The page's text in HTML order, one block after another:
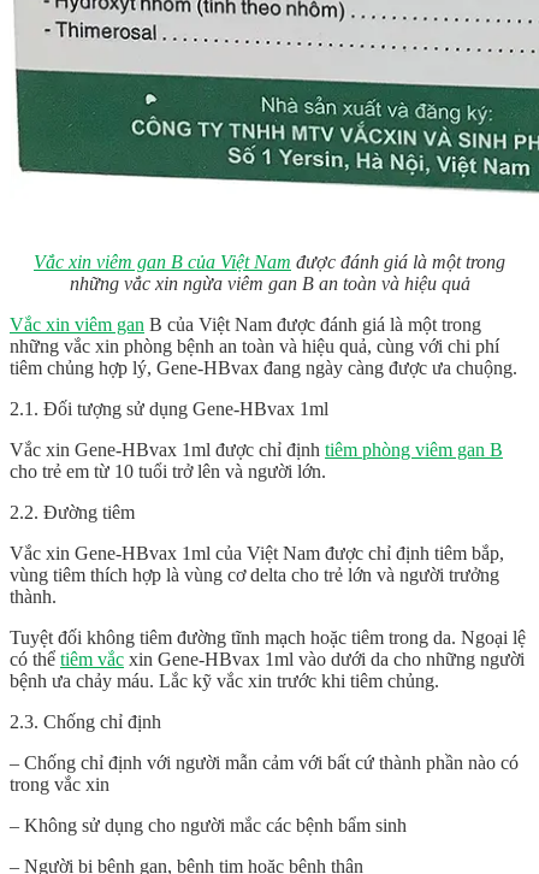
Vắc xin viêm gan B của Việt Nam được đánh giá là một trong
những vắc xin ngừa viêm gan B an toàn và hiệu quả
Vắc xin viêm gan B của Việt Nam được đánh giá là một trong
những vắc xin phòng bệnh an toàn và hiệu quả, cùng với chi phí
tiêm chủng hợp lý, Gene-HBvax đang ngày càng được ưa chuộng.
2.1. Đối tượng sử dụng Gene-HBvax 1ml
Vắc xin Gene-HBvax 1ml được chỉ định tiêm phòng viêm gan B
cho trẻ em từ 10 tuổi trở lên và người lớn.
2.2. Đường tiêm
Vắc xin Gene-HBvax 1ml của Việt Nam được chỉ định tiêm bắp,
vùng tiêm thích hợp là vùng cơ delta cho trẻ lớn và người trưởng
thành.
Tuyệt đối không tiêm đường tĩnh mạch hoặc tiêm trong da. Ngoại lệ
có thể tiêm vắc xin Gene-HBvax 1ml vào dưới da cho những người
bệnh ưa chảy máu. Lắc kỹ vắc xin trước khi tiêm chủng.
2.3. Chống chỉ định
– Chống chỉ định với người mẫn cảm với bất cứ thành phần nào có
trong vắc xin
– Không sử dụng cho người mắc các bệnh bẩm sinh
– Người bị bệnh gan, bệnh tim hoặc bệnh thận